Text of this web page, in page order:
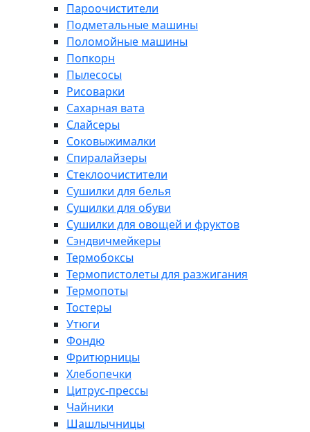
Пароочистители
Подметальные машины
Поломойные машины
Попкорн
Пылесосы
Рисоварки
Сахарная вата
Слайсеры
Соковыжималки
Спиралайзеры
Стеклоочистители
Сушилки для белья
Сушилки для обуви
Сушилки для овощей и фруктов
Сэндвичмейкеры
Термобоксы
Термопистолеты для разжигания
Термопоты
Тостеры
Утюги
Фондю
Фритюрницы
Хлебопечки
Цитрус-прессы
Чайники
Шашлычницы